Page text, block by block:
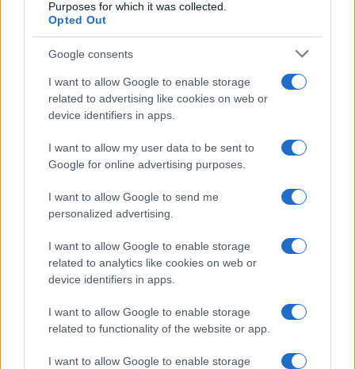
Purposes for which it was collected.
Opted Out
Google consents
I want to allow Google to enable storage
related to advertising like cookies on web or
device identifiers in apps.
I want to allow my user data to be sent to
Google for online advertising purposes.
I want to allow Google to send me
personalized advertising.
I want to allow Google to enable storage
related to analytics like cookies on web or
device identifiers in apps.
I want to allow Google to enable storage
related to functionality of the website or app.
I want to allow Google to enable storage
Australia amara, fuori Fognini e
Non arrivano buone notizie da Melbourne.
Redazione Sport Magazine · 15 Feb 2021